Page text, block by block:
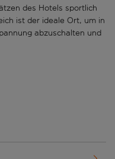
des Hotels sportlich
ist der ideale Ort, um in
abzuschalten und